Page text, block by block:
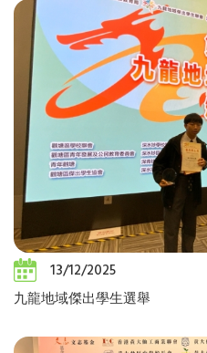
13/12/2025
九龍地域傑出學生選舉